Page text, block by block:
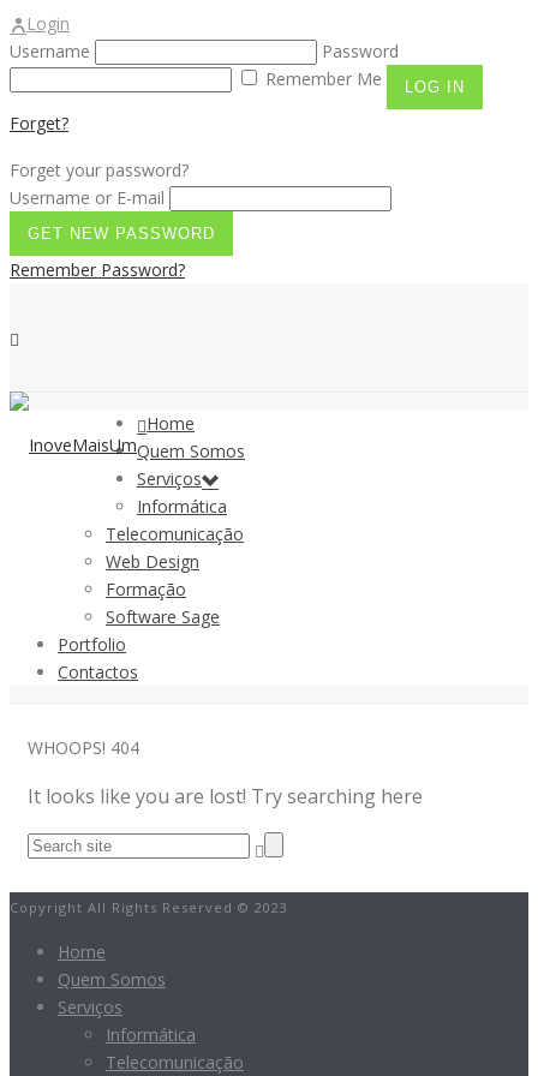
Login
Username
Password
Remember Me
Forget?
Forget your password?
Username or E-mail
Remember Password?
Home
Quem Somos
Serviços
Informática
Telecomunicação
Web Design
Formação
Software Sage
Portfolio
Contactos
WHOOPS! 404
It looks like you are lost! Try searching here
Copyright All Rights Reserved © 2023
Home
Quem Somos
Serviços
Informática
Telecomunicação